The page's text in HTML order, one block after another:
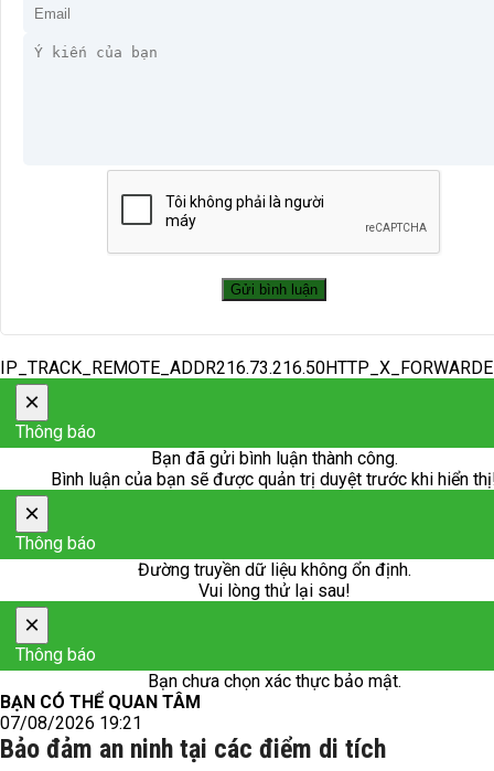
×
Thông báo
Bạn đã gửi bình luận thành công.
Bình luận của bạn sẽ được quản trị duyệt trước khi hiển
×
Thông báo
Đường truyền dữ liệu không ổn định.
Vui lòng thử lại sau!
×
Thông báo
Bạn chưa chọn xác thực bảo mật.
BẠN CÓ THỂ QUAN TÂM
07/08/2026 19:21
Bảo đảm an ninh tại các điểm di tích